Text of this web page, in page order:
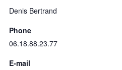
Denis Bertrand
Phone
06.18.88.23.77
E-mail